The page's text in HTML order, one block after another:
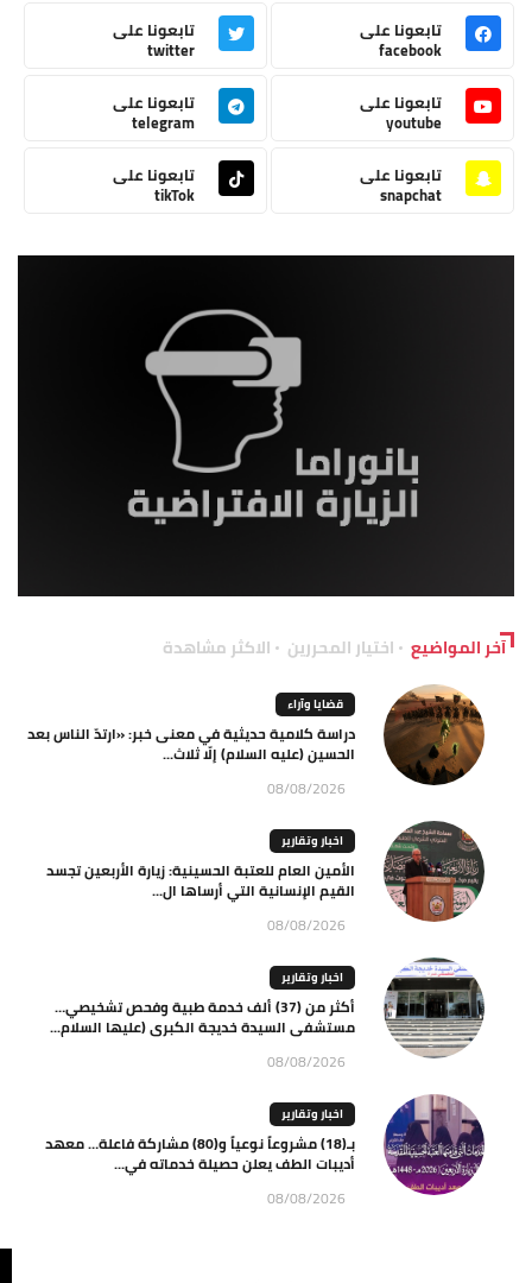
تابعونا على
facebook
تابعونا على
twitter
تابعونا على
youtube
تابعونا على
telegram
تابعونا على
snapchat
تابعونا على
tikTok
آخر المواضيع اختيار المحررين الاكثر مشاهدة
قضايا وآراء
دراسة كلامية حديثية في معنى خبر: «ارتدّ الناس بعد
الحسين (عليه السلام) إلّا ثلاث...
08/08/2026
اخبار وتقارير
الأمين العام للعتبة الحسينية: زيارة الأربعين تجسد
القيم الإنسانية التي أرساها ال...
08/08/2026
اخبار وتقارير
أكثر من (37) ألف خدمة طبية وفحص تشخيصي…
مستشفى السيدة خديجة الكبرى (عليها السلام...
08/08/2026
اخبار وتقارير
بـ(18) مشروعاً نوعياً و(80) مشاركة فاعلة… معهد
أديبات الطف يعلن حصيلة خدماته في...
08/08/2026